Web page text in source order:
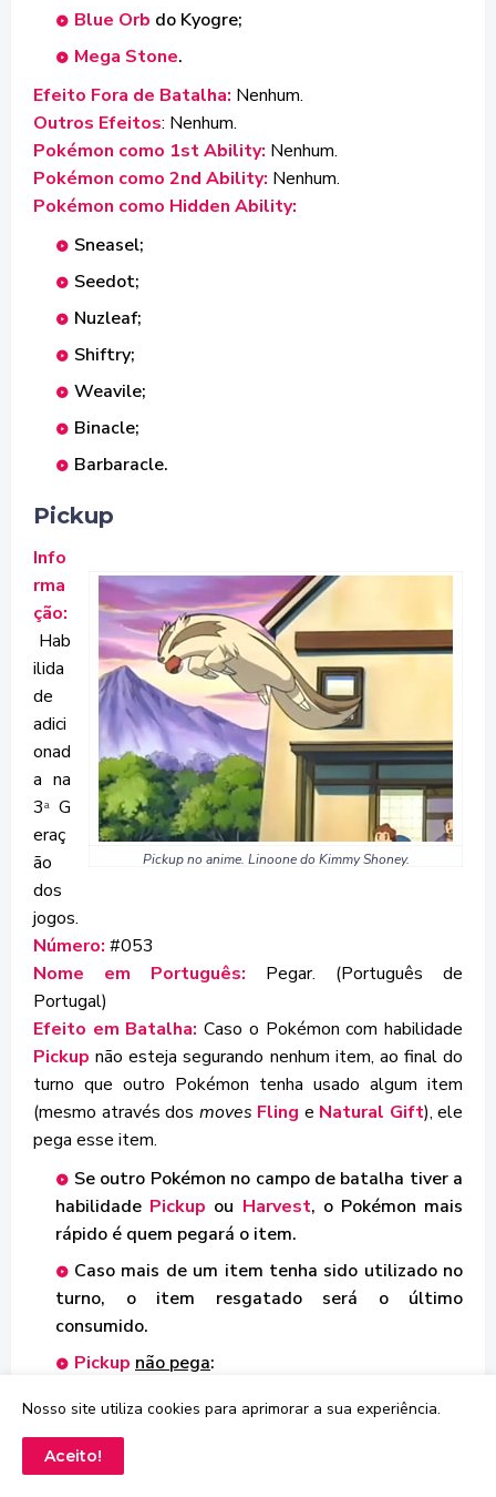
Blue Orb do Kyogre;
Mega Stone.
Efeito Fora de Batalha: Nenhum.
Outros Efeitos: Nenhum.
Pokémon como 1st Ability: Nenhum.
Pokémon como 2nd Ability: Nenhum.
Pokémon como Hidden Ability:
Sneasel;
Seedot;
Nuzleaf;
Shiftry;
Weavile;
Binacle;
Barbaracle.
Pickup
Pickup no anime. Linoone do Kimmy Shoney.
Info
rma
ção:
Hab
ilida
de
adici
onad
a na
3ªG
eraç
ão
dos
jogos.
Número: #053
Nome em Português: Pegar. (Português de
Portugal)
Efeito em Batalha:Caso o Pokémon com habilidade
Pickup não esteja segurando nenhum item, ao final do
turno que outro Pokémon tenha usado algum item
(mesmo através dos moves Fling e Natural Gift), ele
pega esse item.
Se outro Pokémon no campo de batalha tiver a
habilidade Pickup ou Harvest, o Pokémon mais
rápido é quem pegará o item.
Caso mais de um item tenha sido utilizado no
turno, o item resgatado será o último
consumido.
Pickup não pega:
Item consumido por um Pokémon que tenha
terminar;
Nosso site utiliza cookies para aprimorar a sua experiência.
Aceito!